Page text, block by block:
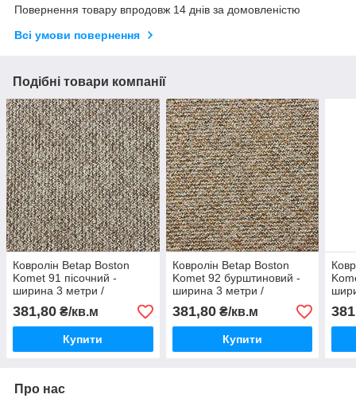
Повернення товару впродовж 14 днів за домовленістю
Всі умови повернення
Подібні товари компанії
Ковролін Betap Boston
Komet 91 пісочний -
ширина 3 метри /
безкоштовна доставка/
381,80 ₴/кв.м
Купити
Ковролін Betap Boston
Komet 92 бурштиновий -
ширина 3 метри /
безкоштовна доставка/
381,80₴/кв.м
Купити
Про нас